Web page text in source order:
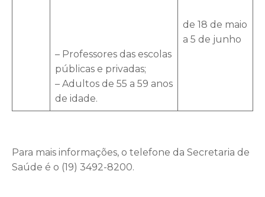
– Professores das escolas
públicas e privadas;
– Adultos de 55 a 59 anos
de idade.
de 18 de maio
a 5 de junho
Para mais informações, o telefone da Secretaria de
Saúde é o (19) 3492-8200.